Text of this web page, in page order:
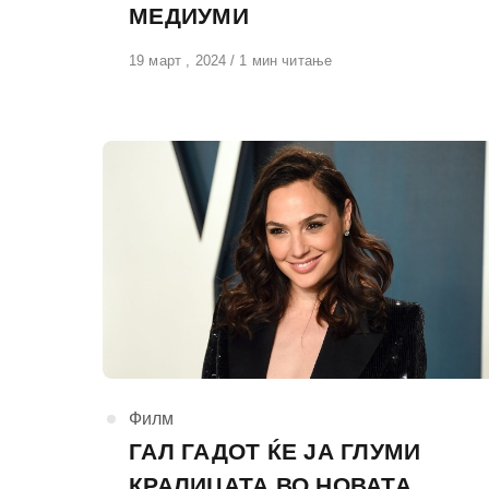
МЕДИУМИ
Објавено
19 март , 2024 1 мин читање
КАтегорија
Филм
ГАЛ ГАДОТ ЌЕ ЈА ГЛУМИ